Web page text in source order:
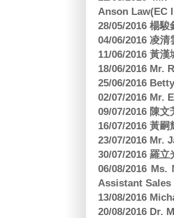
Anson Law(EC
28/05/2016 楊
04/06/2016 凌
11/06/2016 黃
18/06/2016 Mr.
25/06/2016
02/07/2016 Mr.
09/07/2016 陳
16/07/2016 黃
23/07/2016 Mr.
30/07/2016 羅
06/08/2016
Assistant Sales
13/08/2016
20/08/2016 Dr.